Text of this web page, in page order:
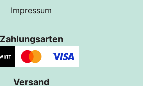
Impressum
Zahlungsarten
Versand